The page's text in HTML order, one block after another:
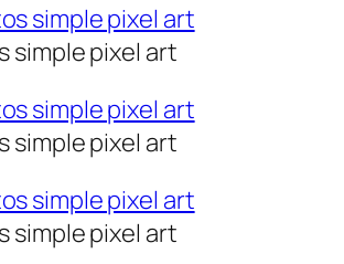
simple pixel art
simple pixel art
simple pixel art